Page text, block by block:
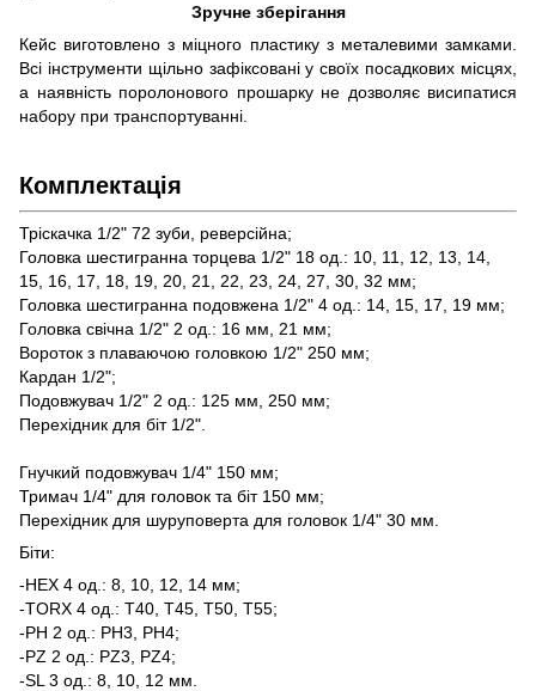
Зручне зберігання
Кейс виготовлено з міцного пластику з металевими замками.
Всі інструменти щільно зафіксовані у своїх посадкових місцях,
а наявність поролонового прошарку не дозволяє висипатися
набору при транспортуванні.
Комплектація
Тріскачка 1/2" 72 зуби, реверсійна;
Головка шестигранна торцева 1/2" 18 од.: 10, 11, 12, 13, 14,
15, 16, 17, 18, 19, 20, 21, 22, 23, 24, 27, 30, 32 мм;
Головка шестигранна подовжена 1/2" 4 од.: 14, 15, 17, 19 мм;
Головка свічна 1/2" 2 од.: 16 мм, 21 мм;
Вороток з плаваючою головкою 1/2" 250 мм;
Кардан 1/2";
Подовжувач 1/2" 2 од.: 125 мм, 250 мм;
Перехідник для біт 1/2".
Гнучкий подовжувач 1/4" 150 мм;
Тримач 1/4" для головок та біт 150 мм;
Перехідник для шуруповерта для головок 1/4" 30 мм.
Біти:
-HEX 4 од.: 8, 10, 12, 14 мм;
-TORX 4 од.: T40, T45, T50, T55;
-PH 2 од.: PH3, PH4;
-PZ 2 од.: PZ3, PZ4;
-SL 3 од.: 8, 10, 12 мм.